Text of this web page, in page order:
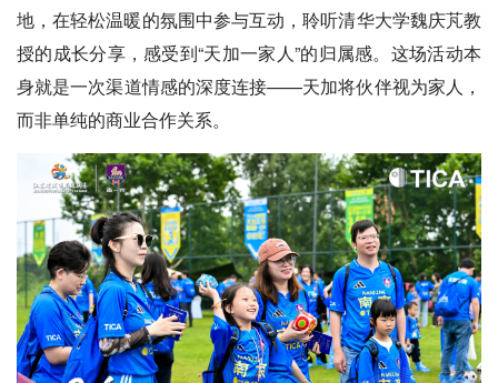
地，在轻松温暖的氛围中参与互动，聆听清华大学魏庆芃教
授的成长分享，感受到“天加一家人”的归属感。这场活动本
身就是一次渠道情感的深度连接——天加将伙伴视为家人，
而非单纯的商业合作关系。